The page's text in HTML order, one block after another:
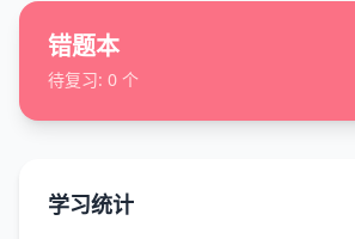
错题本
待复习: 0 个
学习统计